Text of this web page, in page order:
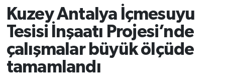
Kuzey Antalya İçmesuyu
Tesisi İnşaatı Projesi’nde
çalışmalar büyük ölçüde
tamamlandı
Son Dakika Haberleri
Haber Arşivi